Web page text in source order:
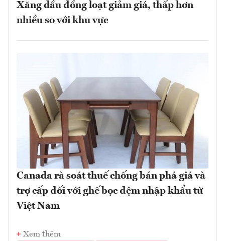
Xăng dầu đồng loạt giảm giá, thấp hơn
nhiều so với khu vực
Canada rà soát thuế chống bán phá giá và
trợ cấp đối với ghế bọc đệm nhập khẩu từ
Việt Nam
Xem thêm